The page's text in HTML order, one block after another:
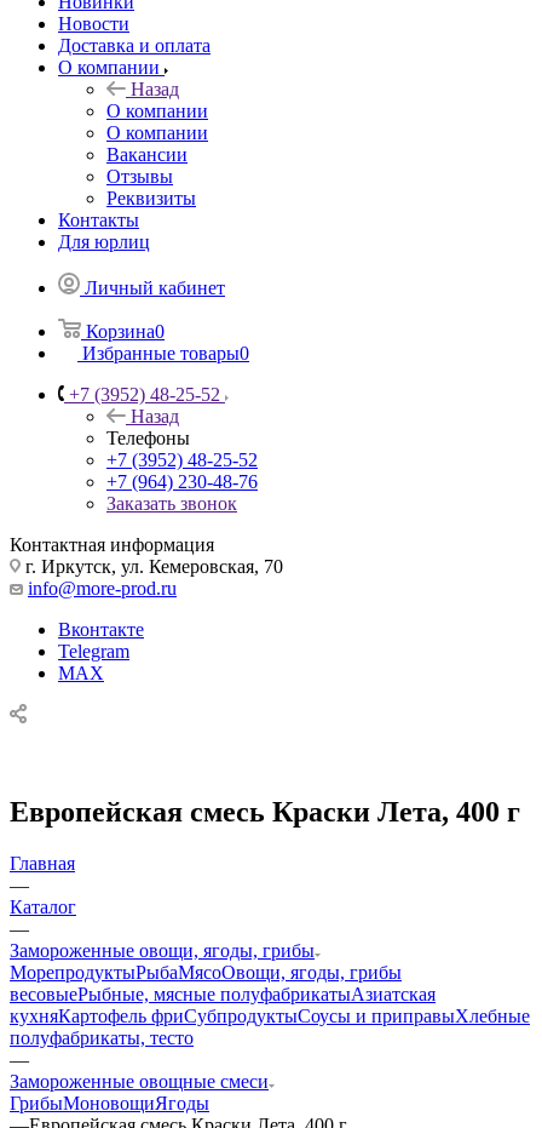
Новости
Доставка и оплата
О компании
Назад
О компании
О компании
Вакансии
Отзывы
Реквизиты
Контакты
Для юрлиц
Личный кабинет
Корзина0
Избранные товары0
+7 (3952) 48-25-52
Назад
Телефоны
+7 (3952) 48-25-52
+7 (964) 230-48-76
Заказать звонок
Контактная информация
г. Иркутск, ул. Кемеровская, 70
info@more-prod.ru
Вконтакте
Telegram
MAX
Европейская смесь Краски Лета, 400 г
Главная
—
Каталог
—
Замороженные овощи, ягоды, грибы
МорепродуктыРыбаМясоОвощи, ягоды, грибы
весовыеРыбные, мясные полуфабрикатыАзиатская
кухняКартофель фриСубпродуктыСоусы и приправыХлебные
полуфабрикаты, тесто
—
Замороженные овощные смеси
ГрибыМоновощиЯгоды